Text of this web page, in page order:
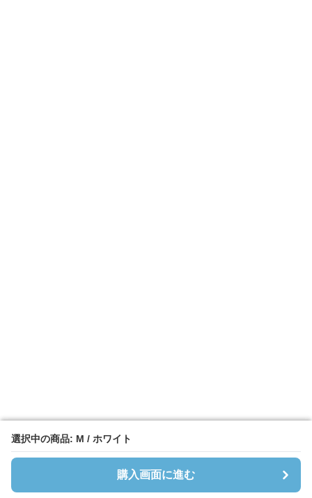
選択中の商品: M / ホワイト
購入画面に進む
選択中の商品: M / ホワイト
購入画面に進む